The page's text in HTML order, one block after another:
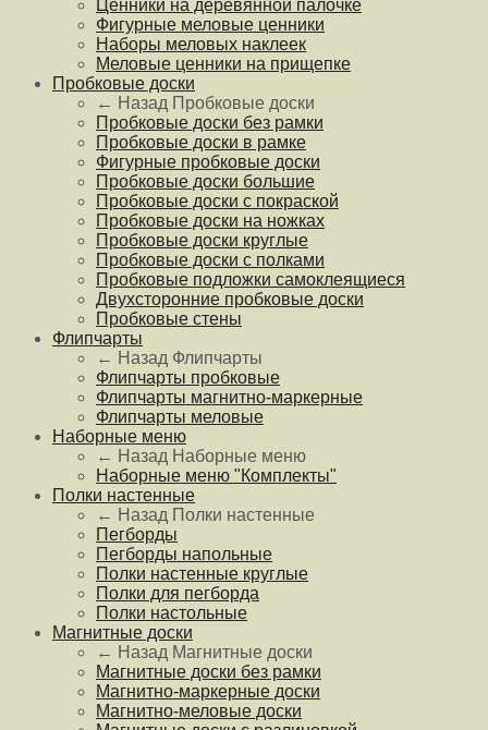
Ценники на деревянной палочке
Фигурные меловые ценники
Наборы меловых наклеек
Меловые ценники на прищепке
Пробковые доски
← Назад Пробковые доски
Пробковые доски без рамки
Пробковые доски в рамке
Фигурные пробковые доски
Пробковые доски большие
Пробковые доски с покраской
Пробковые доски на ножках
Пробковые доски круглые
Пробковые доски с полками
Пробковые подложки самоклеящиеся
Двухсторонние пробковые доски
Пробковые стены
Флипчарты
← Назад Флипчарты
Флипчарты пробковые
Флипчарты магнитно-маркерные
Флипчарты меловые
Наборные меню
← Назад Наборные меню
Наборные меню "Комплекты"
Полки настенные
← Назад Полки настенные
Пегборды
Пегборды напольные
Полки настенные круглые
Полки для пегборда
Полки настольные
Магнитные доски
← Назад Магнитные доски
Магнитные доски без рамки
Магнитно-маркерные доски
Магнитно-меловые доски